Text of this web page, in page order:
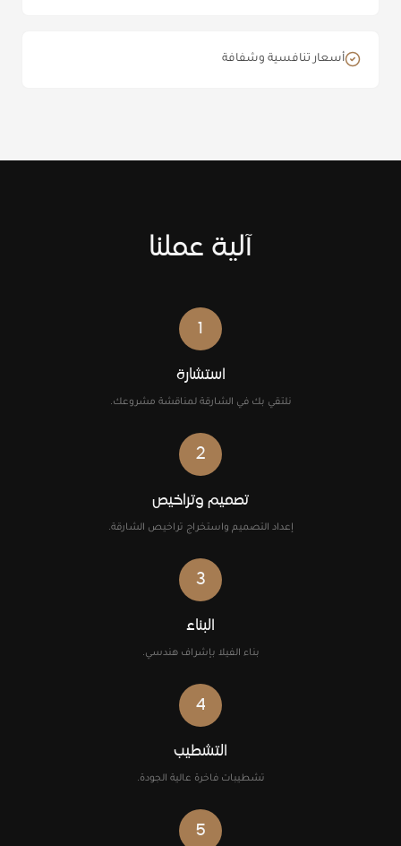
أسعار تنافسية وشفافة
آلية عملنا
1
استشارة
نلتقي بك في الشارقة لمناقشة مشروعك.
2
تصميم وتراخيص
إعداد التصميم واستخراج تراخيص الشارقة.
3
البناء
بناء الفيلا بإشراف هندسي.
4
التشطيب
تشطيبات فاخرة عالية الجودة.
5